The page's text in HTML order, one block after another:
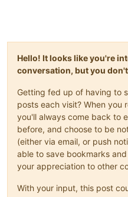
Hello! It looks like you're
conversation, but you
Getting fed up of having to
posts each visit? When you
you'll always come back to
before, and choose to be
(either via email, or push
able to save bookmarks
your appreciation to other
With your input, this post